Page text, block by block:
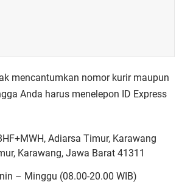
mencantumkan nomor kurir maupun
Anda harus menelepon ID Express
Adiarsa Timur, Karawang
Karawang, Jawa Barat 41311
– Minggu (08.00-20.00 WIB)